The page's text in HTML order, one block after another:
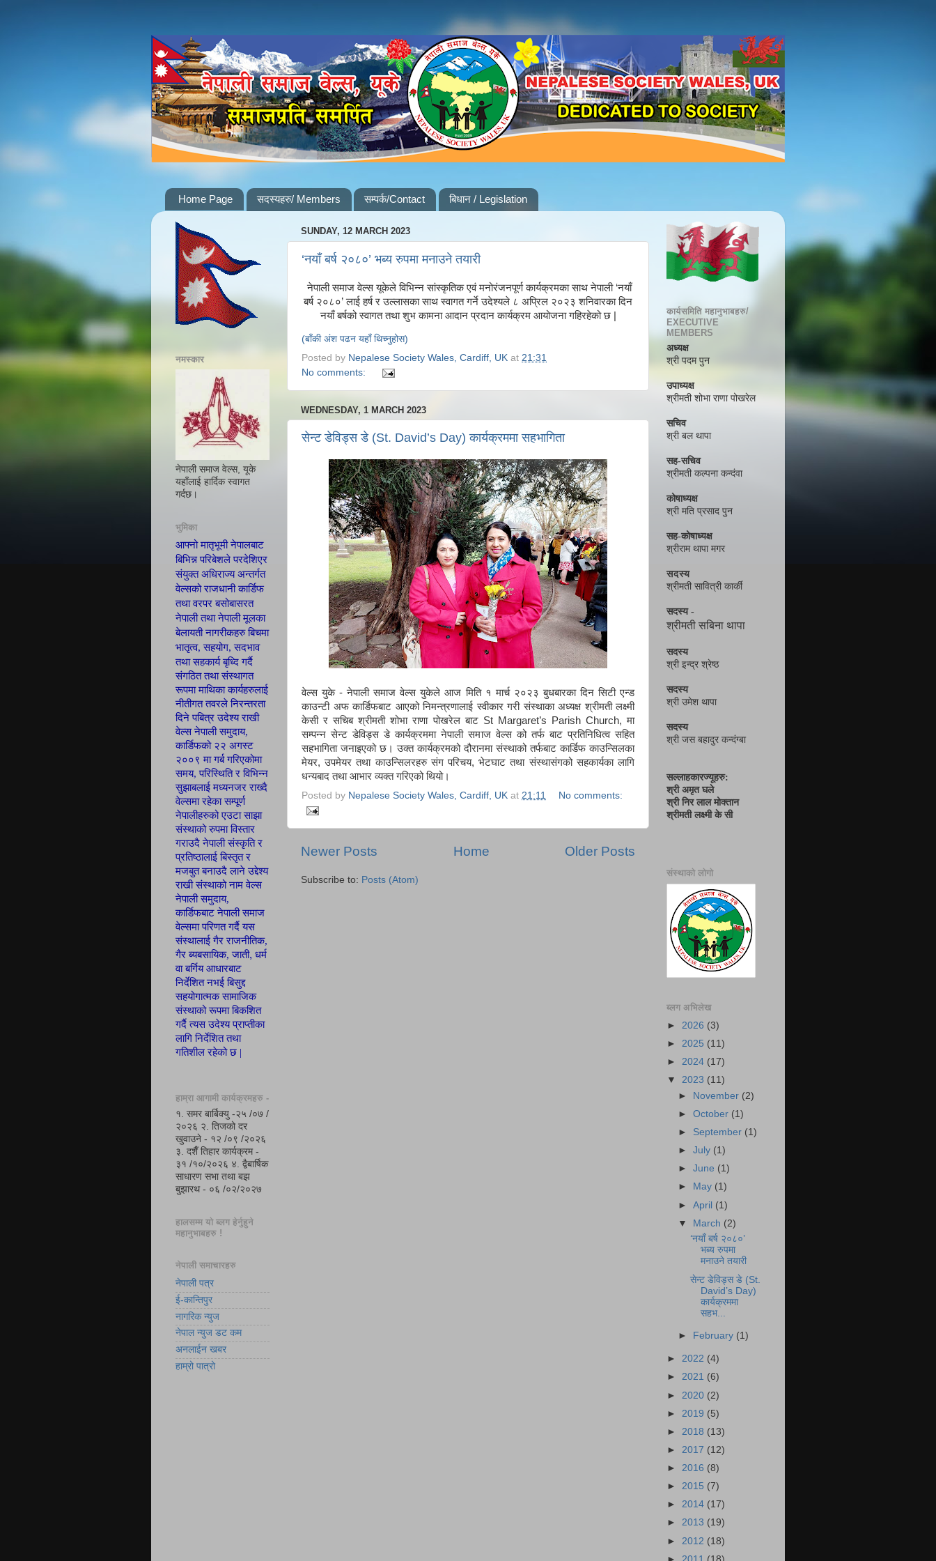
Home Page सदस्यहरु/ Members सम्पर्क/Contact बिधान / Legislation
SUNDAY, 12 MARCH 2023
‘नयाँ बर्ष २०८०’ भब्य रुपमा मनाउने तयारी
नेपाली समाज वेल्स यूकेले विभिन्न सांस्कृतिक एवं मनोरंजनपूर्ण कार्यक्रमका साथ नेपाली ‘नयाँ
बर्ष २०८०’ लाई हर्ष र उल्लासका साथ स्वागत गर्ने उदेश्यले ८ अप्रिल २०२३ शनिवारका दिन
नयाँ बर्षको स्वागत तथा शुभ कामना आदान प्रदान कार्यक्रम आयोजना गहिरहेको छ |
(बाँकी अंश पढन यहाँ थिच्नुहोस)
Posted by Nepalese Society Wales, Cardiff, UK at 21:31
No comments:
WEDNESDAY, 1 MARCH 2023
सेन्ट डेविड्स डे (St. David’s Day) कार्यक्रममा सहभागिता
वेल्स युके - नेपाली समाज वेल्स युकेले आज मिति १ मार्च २०२३ बुधबारका दिन सिटी एन्ड
काउन्टी अफ कार्डिफबाट आएको निमन्त्रणालाई स्वीकार गरी संस्थाका अध्यक्ष श्रीमती लक्ष्मी
केसी र सचिब श्रीमती शोभा राणा पोखरेल बाट St Margaret’s Parish Church, मा
सम्पन्न सेन्ट डेविड्स डे कार्यक्रममा नेपाली समाज वेल्स को तर्फ बाट प्रतिनिधित्व सहित
सहभागिता जनाइएको छ। उक्त कार्यक्रमको दौरानमा संस्थाको तर्फबाट कार्डिफ काउन्सिलका
मेयर, उपमेयर तथा काउन्सिलरहरु संग परिचय, भेटघाट तथा संस्थासंगको सहकार्यका लागि
धन्यबाद तथा आभार व्यक्त गरिएको थियो।
Posted by Nepalese Society Wales, Cardiff, UK at 21:11 No comments:
Newer Posts Older Posts
Home
Subscribe to: Posts (Atom)
नमस्कार
नेपाली समाज वेल्स, यूके
यहाँलाई हार्दिक स्वागत
गर्दछ।
भुमिका
आफ्नो मातृभूमी नेपालबाट
बिभिन्न परिबेशले परदेशिएर
संयुक्त अधिराज्य अन्तर्गत
वेल्सको राजधानी कार्डिफ
तथा वरपर बसोबासरत
नेपाली तथा नेपाली मूलका
बेलायती नागरीकहरु बिचमा
भातृत्व, सहयोग,सदभाव
तथा सहकार्य बृध्दि गर्दै
संगठित तथासंस्थागत
रूपमा माथिका कार्यहरुलाई
नीतीगत तवरले निरन्तरता
दिने पबित्र उदेश्य राखी
वेल्स नेपालीसमुदाय,
कार्डिफको २२ अगस्ट
२००९ मा गर्बगरिएकोमा
समय, परिस्थिति र विभिन्न
सुझाबलाई मध्यनजर राख्दै
वेल्समा रहेका सम्पूर्ण
नेपालीहरुको एउटा साझा
संस्थाको रुपमा विस्तार
गराउदै नेपाली संस्कृति र
प्रतिष्ठालाई बिस्तृत र
मजबुत बनाउदै लाने उद्देश्य
राखी संस्थाको नाम वेल्स
नेपाली समुदाय,
कार्डिफबाट नेपाली समाज
वेल्समा परिणतगर्दै यस
संस्थालाई गैर राजनीतिक,
गैर ब्यबसायिक, जाती, धर्म
वा बर्गिय आधारबाट
निर्देशित नभई बिसुद्द
सहयोगात्मक सामाजिक
संस्थाको रूपमाबिकशित
गर्दै त्यस उदेश्यप्राप्तीका
लागि निर्देशित तथा
गतिशील रहेको छ |
हाम्रा आगामी कार्यक्रमहरु -
१. समर बार्बिक्यु -२५ /०७ /
२०२६ २. तिजको दर
खुवाउने - १२ /०९ /२०२६
३. दशैँ तिहार कार्यक्रम -
३१ /१०/२०२६ ४. द्वैबार्षिक
साधारण सभा तथा बझ
बुझारथ - ०६ /०२/२०२७
हालसम्म यो ब्लग हेर्नुहुने
महानुभाबहरु !
नेपाली समाचारहरु
नेपाली पत्र
ई-कान्तिपुर
नागरिक न्युज
नेपाल न्युज डट कम
अनलाईन खबर
हाम्रो पात्रो
कार्यसमिति महानुभाबहरु/
EXECUTIVE
MEMBERS
अध्यक्ष
श्री पदम पुन
उपाध्यक्ष
श्रीमती शोभा राणा पोखरेल
सचिव
श्री बल थापा
सह-सचिव
श्रीमती कल्पना कन्दंवा
कोषाध्यक्ष
श्री मति प्रसाद पुन
सह-कोषाध्यक्ष
श्रीराम थापा मगर
सदस्य
श्रीमती सावित्री कार्की
सदस्य -
श्रीमती सबिना थापा
सदस्य
श्री इन्द्र श्रेष्ठ
सदस्य
श्री उमेश थापा
सदस्य
श्री जस बहादुर कन्दंग्बा
सल्लाहकारज्यूहरु:
श्री अमृत घले
श्री निर लाल मोक्तान
श्रीमती लक्ष्मी के सी
संस्थाको लोगो
ब्लग अभिलेख
► 2026 (3)
► 2025 (11)
► 2024 (17)
▼ 2023 (11)
►
November (2)
►October (1)
► September (1)
►July (1)
►June (1)
►
May (1)
►April (1)
▼ March (2)
‘नयाँ बर्ष २०८०’
भब्य रुपमा
मनाउने तयारी
सेन्ट डेविड्स डे (St.
David’s Day)
कार्यक्रममा
सहभ...
► February (1)
► 2022 (4)
► 2021 (6)
► 2020 (2)
► 2019 (5)
► 2018 (13)
► 2017 (12)
► 2016 (8)
► 2015 (7)
► 2014 (17)
► 2013 (19)
► 2012 (18)